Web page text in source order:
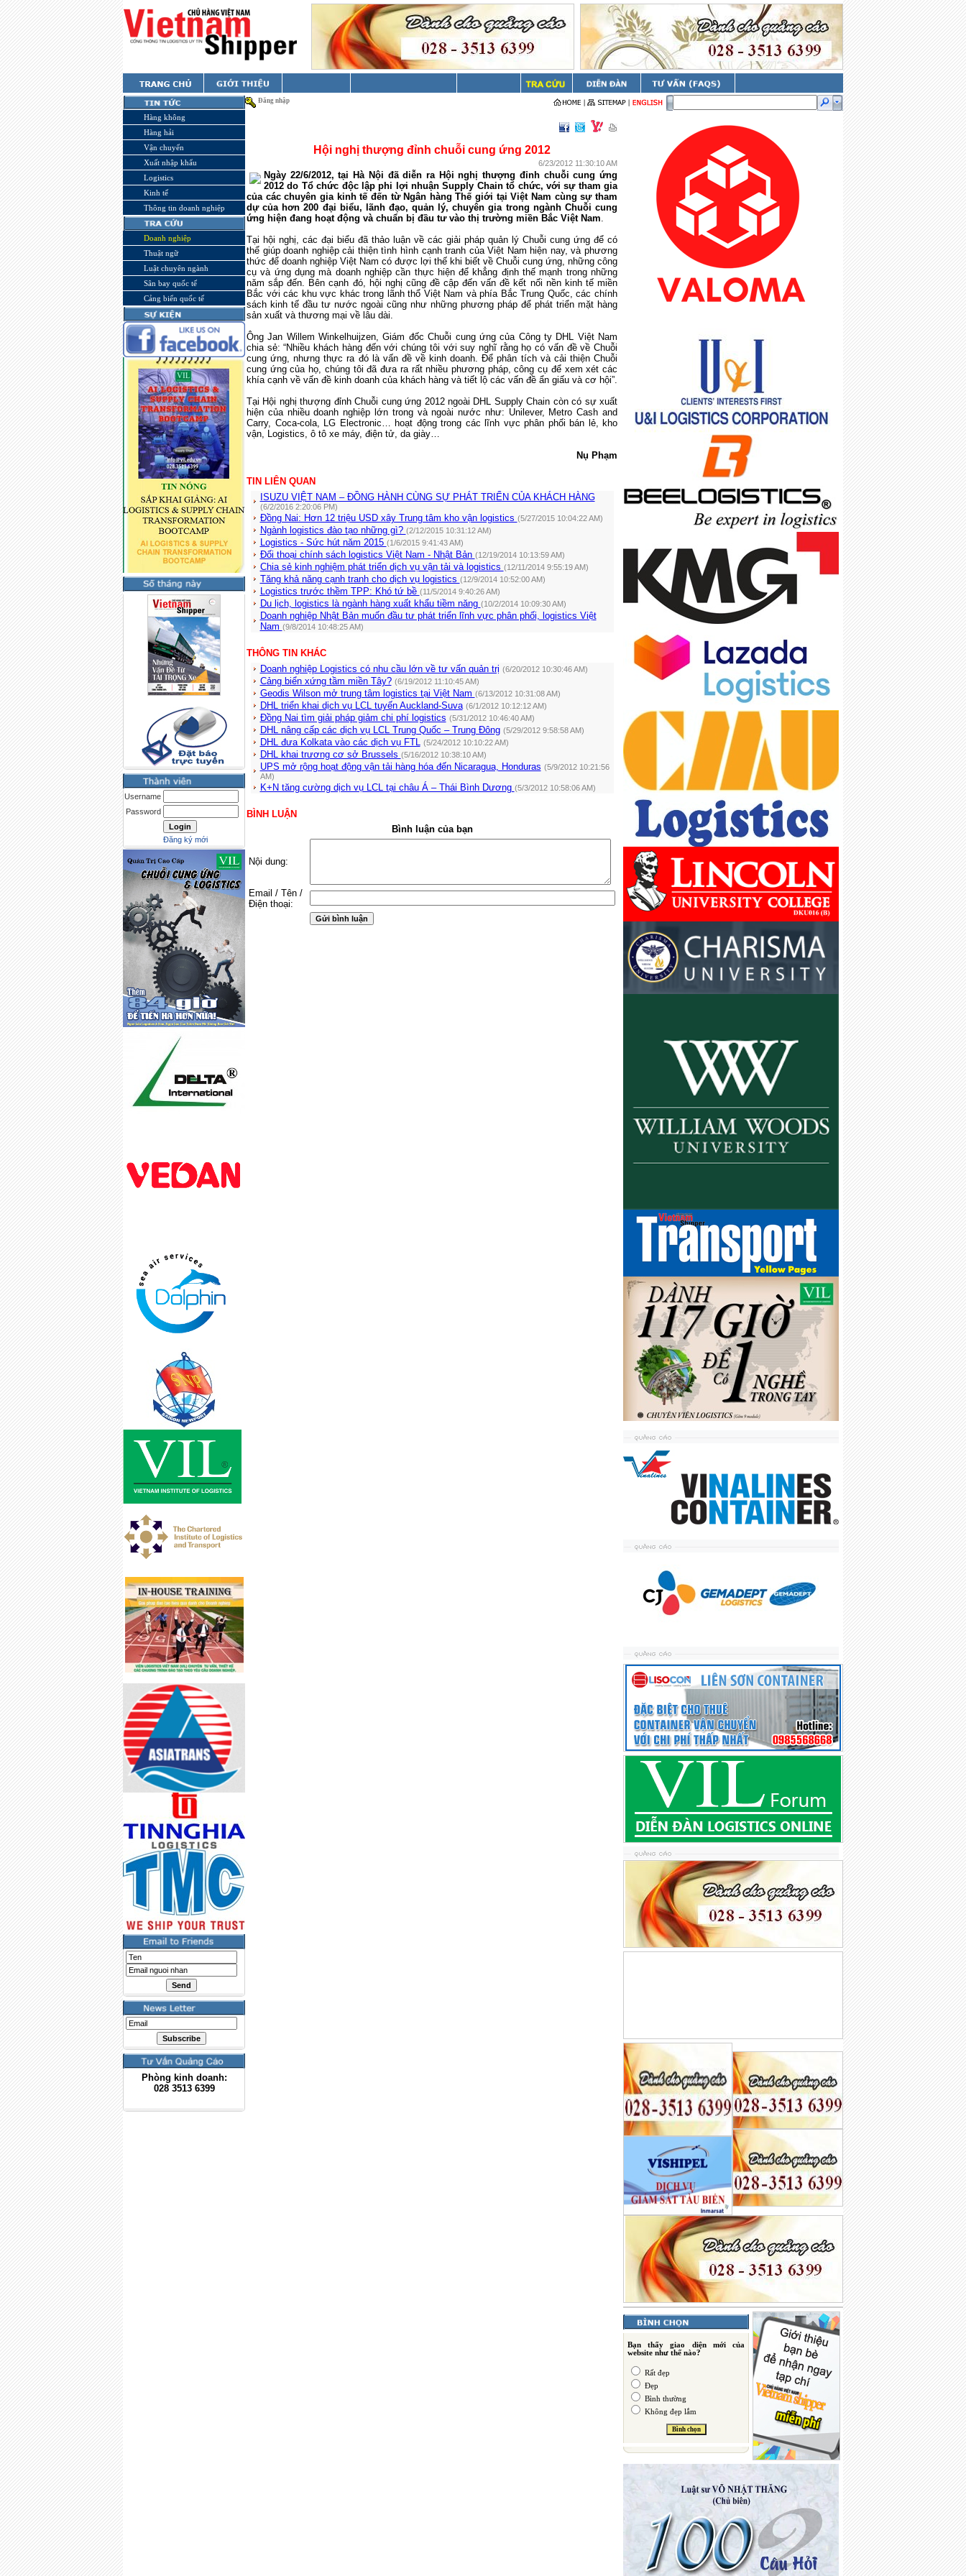
Hàng không
Hàng hải
Vận chuyển
Xuất nhập khẩu
Logistics
Kinh tế
Thông tin doanh nghiệp
Doanh nghiệp
Thuật ngữ
Luật chuyên ngành
Sân bay quốc tế
Cảng biển quốc tế
Username
Password
Đăng ký mới
Phòng kinh doanh:
028 3513 6399
Đăng nhập
Hội nghị thượng đỉnh chuỗi cung ứng 2012
6/23/2012 11:30:10 AM
Ngày 22/6/2012, tại Hà Nội đã diễn ra Hội nghị thượng đỉnh chuỗi cung ứng
2012 do Tổ chức độc lập phi lợi nhuận Supply Chain tổ chức, với sự tham gia
của các chuyên gia kinh tế đến từ Ngân hàng Thế giới tại Việt Nam cùng sự tham
dự của hơn 200 đại biểu, lãnh đạo, quản lý, chuyên gia trong ngành Chuỗi cung
ứng hiện đang hoạt động và chuẩn bị đầu tư vào thị trường miền Bắc Việt Nam.
Tại hội nghị, các đại biểu đã thảo luận về các giải pháp quản lý Chuỗi cung ứng để có
thể giúp doanh nghiệp cải thiện tình hình cạnh tranh của Việt Nam hiện nay, và phương
thức để doanh nghiệp Việt Nam có được lợi thế khi biết về Chuỗi cung ứng, những công
cụ và ứng dụng mà doanh nghiệp cần thực hiện để khẳng định thế mạnh trong những
năm sắp đến. Bên cạnh đó, hội nghị cũng đề cập đến vấn đề kết nối nền kinh tế miền
Bắc với các khu vực khác trong lãnh thổ Việt Nam và phía Bắc Trung Quốc, các chính
sách kinh tế đầu tư nước ngoài cũng như những phương pháp để phát triển mặt hàng
sản xuất và thương mại về lâu dài.
Ông Jan Willem Winkelhuijzen, Giám đốc Chuỗi cung ứng của Công ty DHL Việt Nam
chia sẻ: “Nhiều khách hàng đến với chúng tôi với suy nghĩ rằng họ có vấn đề về Chuỗi
cung ứng, nhưng thực ra đó là vấn đề về kinh doanh. Để phân tích và cải thiện Chuỗi
cung ứng của họ, chúng tôi đã đưa ra rất nhiều phương pháp, công cụ để xem xét các
khía cạnh về vấn đề kinh doanh của khách hàng và tiết lộ các vấn đề ẩn giấu và cơ hội”.
Tại Hội nghị thượng đỉnh Chuỗi cung ứng 2012 ngoài DHL Supply Chain còn có sự xuất
hiện của nhiều doanh nghiệp lớn trong và ngoài nước như: Unilever, Metro Cash and
Carry, Coca-cola, LG Electronic… hoạt động trong các lĩnh vực phân phối bán lẻ, kho
vận, Logistics, ô tô xe máy, điện tử, da giày…
Nụ Phạm
TIN LIÊN QUAN
ISUZU VIỆT NAM – ĐỒNG HÀNH CÙNG SỰ PHÁT TRIỂN CỦA KHÁCH HÀNG
(6/2/2016 2:20:06 PM)
Đồng Nai: Hơn 12 triệu USD xây Trung tâm kho vận logistics (5/27/2015 10:04:22 AM)
Ngành logistics đào tạo những gì? (2/12/2015 10:31:12 AM)
Logistics - Sức hút năm 2015 (1/6/2015 9:41:43 AM)
Đối thoại chính sách logistics Việt Nam - Nhật Bản (12/19/2014 10:13:59 AM)
Chia sẻ kinh nghiệm phát triển dịch vụ vận tải và logistics (12/11/2014 9:55:19 AM)
Tăng khả năng cạnh tranh cho dịch vụ logistics (12/9/2014 10:52:00 AM)
Logistics trước thềm TPP: Khó tứ bề (11/5/2014 9:40:26 AM)
Du lịch, logistics là ngành hàng xuất khẩu tiềm năng (10/2/2014 10:09:30 AM)
Doanh nghiệp Nhật Bản muốn đầu tư phát triển lĩnh vực phân phối, logistics Việt
Nam (9/8/2014 10:48:25 AM)
THÔNG TIN KHÁC
Doanh nghiệp Logistics có nhu cầu lớn về tư vấn quản trị (6/20/2012 10:30:46 AM)
Cảng biển xứng tầm miền Tây? (6/19/2012 11:10:45 AM)
Geodis Wilson mở trung tâm logistics tại Việt Nam (6/13/2012 10:31:08 AM)
DHL triển khai dịch vụ LCL tuyến Auckland-Suva (6/1/2012 10:12:12 AM)
Đồng Nai tìm giải pháp giảm chi phí logistics (5/31/2012 10:46:40 AM)
DHL nâng cấp các dịch vụ LCL Trung Quốc – Trung Đông (5/29/2012 9:58:58 AM)
DHL đưa Kolkata vào các dịch vụ FTL (5/24/2012 10:10:22 AM)
DHL khai trương cơ sở Brussels (5/16/2012 10:38:10 AM)
UPS mở rộng hoạt động vận tải hàng hóa đến Nicaragua, Honduras (5/9/2012 10:21:56
AM)
K+N tăng cường dịch vụ LCL tại châu Á – Thái Bình Dương (5/3/2012 10:58:06 AM)
BÌNH LUẬN
Bình luận của bạn
Nội dung:
Email / Tên /
Điện thoại:
Bạn thấy giao diện mới của
website như thế nào?
Rất đẹp
Đẹp
Bình thường
Không đẹp lắm